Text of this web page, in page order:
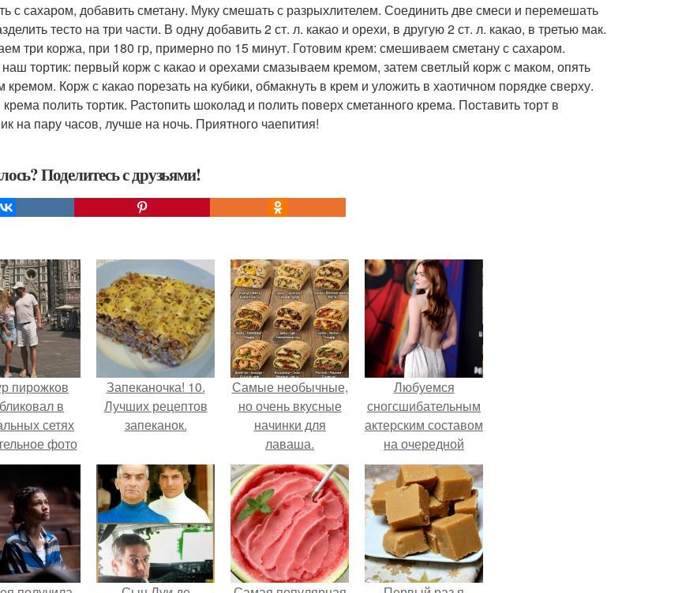
с сахаром, добавить сметану. Муку смешать с разрыхлителем. Соединить две смеси и перемешать
тесто на три части. В одну добавить 2 ст. л. какао и орехи, в другую 2 ст. л. какао, в третью мак.
три коржа, при 180 гр, примерно по 15 минут. Готовим крем: смешиваем сметану с сахаром.
тортик: первый корж с какао и орехами смазываем кремом, затем светлый корж с маком, опять
Корж с какао порезать на кубики, обмакнуть в крем и уложить в хаотичном порядке сверху.
полить тортик. Растопить шоколад и полить поверх сметанного крема. Поставить торт в
на пару часов, лучше на ночь. Приятного чаепития!
Поделитесь с друзьями!
пирожков
в
сетях
фото
во
недавнего
в
Запеканочка! 10.
Лучших рецептов
запеканок.
Самые необычные,
но очень вкусные
начинки для
лаваша.
Любуемся
сногсшибательным
актерским составом
на очередной
премьере нового
человека - паука.